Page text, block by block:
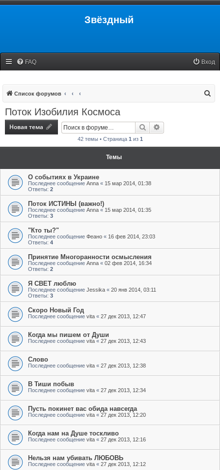
Звёздный
FAQ Вход
Список форумов
Поток Изобилия Космоса
Новая тема Поиск
42 темы • Страница 1 из 1
Темы
О событиях в Украине
Последнее сообщение Anna « 15 мар 2014, 01:38
Ответы: 2
Поток ИСТИНЫ (важно!)
Последнее сообщение Anna « 15 мар 2014, 01:35
Ответы: 3
"Кто ты?"
Последнее сообщение Феано « 16 фев 2014, 23:03
Ответы: 4
Принятие Многоранности осмысления
Последнее сообщение Anna « 02 фев 2014, 16:34
Ответы: 2
Я СВЕТ люблю
Последнее сообщение Jessika « 20 янв 2014, 03:11
Ответы: 3
Скоро Новый Год
Последнее сообщение vita « 27 дек 2013, 12:47
Когда мы пишем от Души
Последнее сообщение vita « 27 дек 2013, 12:43
Слово
Последнее сообщение vita « 27 дек 2013, 12:38
В Тиши побыв
Последнее сообщение vita « 27 дек 2013, 12:34
Пусть покинет вас обида навсегда
Последнее сообщение vita « 27 дек 2013, 12:20
Когда нам на Душе тоскливо
Последнее сообщение vita « 27 дек 2013, 12:16
Нельзя нам убивать ЛЮБОВЬ
Последнее сообщение vita « 27 дек 2013, 12:12